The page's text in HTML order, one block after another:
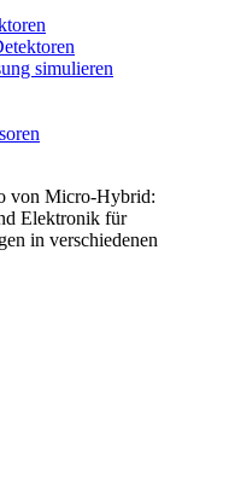
simulieren
von Micro-Hybrid:
Elektronik für
in verschiedenen